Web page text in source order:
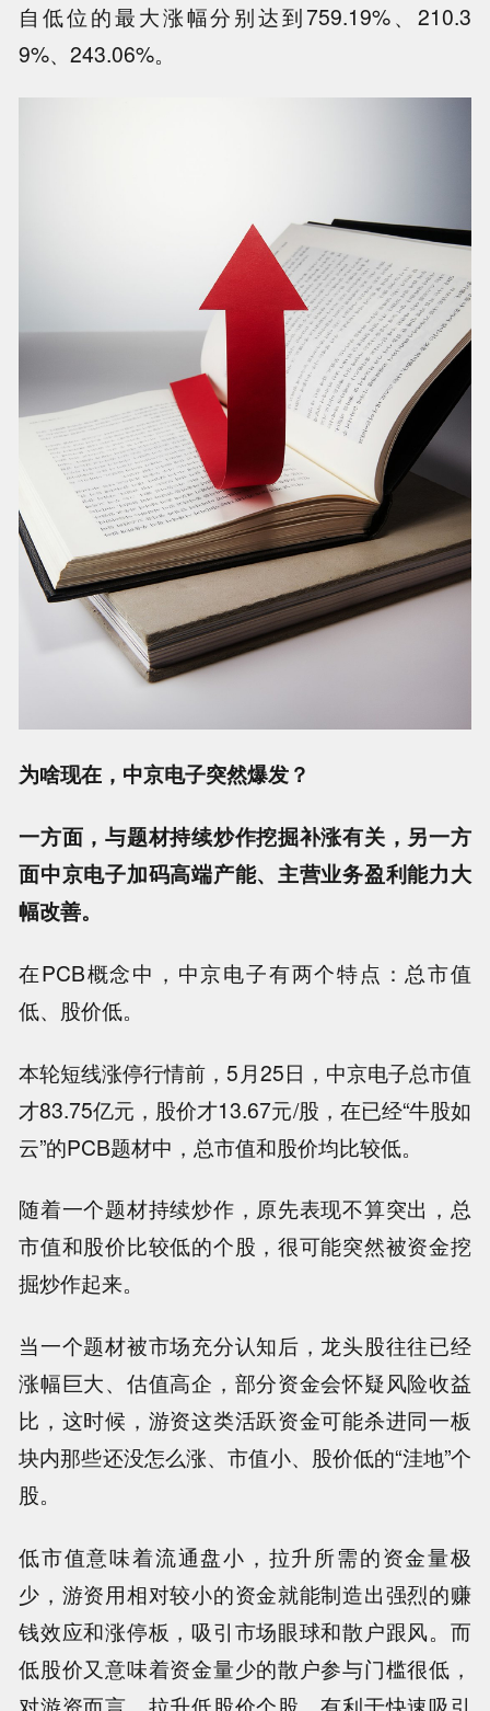
自低位的最大涨幅分别达到759.19%、210.3
9%、243.06%。
为啥现在，中京电子突然爆发？
一方面，与题材持续炒作挖掘补涨有关，另一方
面中京电子加码高端产能、主营业务盈利能力大
幅改善。
在PCB概念中，中京电子有两个特点：总市值
低、股价低。
本轮短线涨停行情前，5月25日，中京电子总市值
才83.75亿元，股价才13.67元/股，在已经“牛股如
云”的PCB题材中，总市值和股价均比较低。
随着一个题材持续炒作，原先表现不算突出，总
市值和股价比较低的个股，很可能突然被资金挖
掘炒作起来。
当一个题材被市场充分认知后，龙头股往往已经
涨幅巨大、估值高企，部分资金会怀疑风险收益
比，这时候，游资这类活跃资金可能杀进同一板
块内那些还没怎么涨、市值小、股价低的“洼地”个
股。
低市值意味着流通盘小，拉升所需的资金量极
少，游资用相对较小的资金就能制造出强烈的赚
钱效应和涨停板，吸引市场眼球和散户跟风。而
低股价又意味着资金量少的散户参与门槛很低，